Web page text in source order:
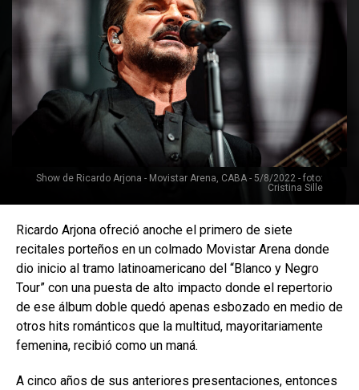
Show de Ricardo Arjona - Movistar Arena, CABA - 5/8/2022 - foto:
Cristina Sille
Ricardo Arjona ofreció anoche el primero de siete
recitales porteños en un colmado Movistar Arena donde
dio inicio al tramo latinoamericano del “Blanco y Negro
Tour” con una puesta de alto impacto donde el repertorio
de ese álbum doble quedó apenas esbozado en medio de
otros hits románticos que la multitud, mayoritariamente
femenina, recibió como un maná.
A cinco años de sus anteriores presentaciones, entonces